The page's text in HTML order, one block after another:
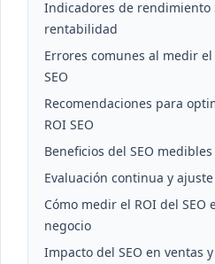
Indicadores de rendimiento
rentabilidad
Errores comunes al medir
SEO
Recomendaciones para
ROI SEO
Beneficios del SEO
Evaluación continua y
Cómo medir el ROI del
negocio
Impacto del SEO en ventas